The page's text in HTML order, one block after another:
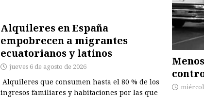
Alquileres en España
empobrecen a migrantes
ecuatorianos y latinos
jueves 6 de agosto de 2026
Alquileres que consumen hasta el 80 % de los
ingresos familiares y habitaciones por las que